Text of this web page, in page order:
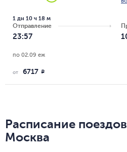
Отправление
23:57
1 дн 10 ч 18 м
по 02.09 еж
от 6717 R
Расписание
Москва